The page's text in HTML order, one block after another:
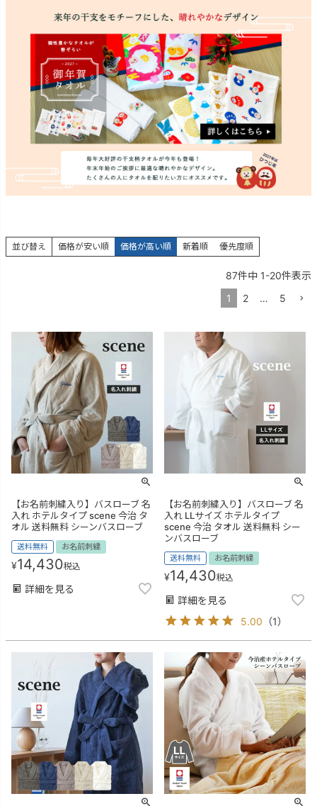
並び替え 価格が安い順 価格が高い順 新着順 優先度順
87件中 1-20件表示
1
2 … 5
【お名前刺繍入り】バスローブ 名
入れ ホテルタイプ scene 今治 タ
オル 送料無料 シーンバスローブ
送料無料 お名前刺繍
¥14,430税込
詳細を見る
【お名前刺繍入り】バスローブ 名
入れ LLサイズ ホテルタイプ
scene 今治 タオル 送料無料 シー
ンバスローブ
送料無料 お名前刺繍
¥14,430税込
詳細を見る
5.00 （1）